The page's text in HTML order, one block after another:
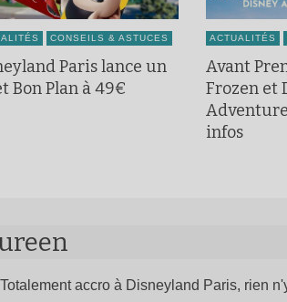
CONSEILS & ASTUCES
Paris lance un
Bon Plan à 49€
ACTUALITÉS
Avant
Frozen et
infos
accro à Disneyland Paris, rien